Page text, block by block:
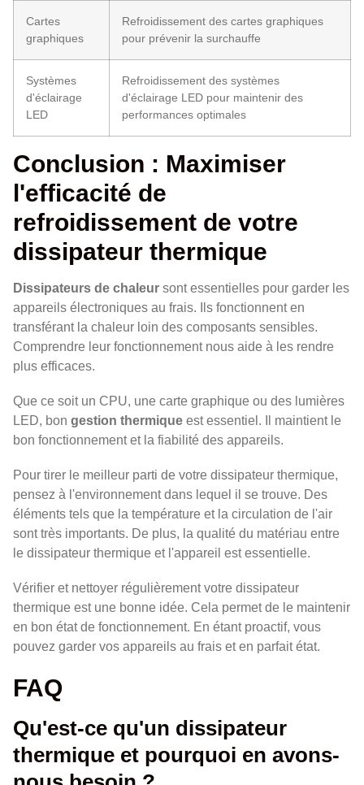
Cartes
graphiques
Refroidissement des cartes graphiques
pour prévenir la surchauffe
Systèmes
d'éclairage
LED
Refroidissement des systèmes
d'éclairage LED pour maintenir des
performances optimales
Conclusion : Maximiser
l'efficacité de
refroidissement de votre
dissipateur thermique
Dissipateurs de chaleur sont essentielles pour garder les
appareils électroniques au frais. Ils fonctionnent en
transférant la chaleur loin des composants sensibles.
Comprendre leur fonctionnement nous aide à les rendre
plus efficaces.
Que ce soit un CPU, une carte graphique ou des lumières
LED, bon gestion thermique est essentiel. Il maintient le
bon fonctionnement et la fiabilité des appareils.
Pour tirer le meilleur parti de votre dissipateur thermique,
pensez à l'environnement dans lequel il se trouve. Des
éléments tels que la température et la circulation de l'air
sont très importants. De plus, la qualité du matériau entre
le dissipateur thermique et l'appareil est essentielle.
Vérifier et nettoyer régulièrement votre dissipateur
thermique est une bonne idée. Cela permet de le maintenir
en bon état de fonctionnement. En étant proactif, vous
pouvez garder vos appareils au frais et en parfait état.
FAQ
Qu'est-ce qu'un dissipateur
thermique et pourquoi en avons-